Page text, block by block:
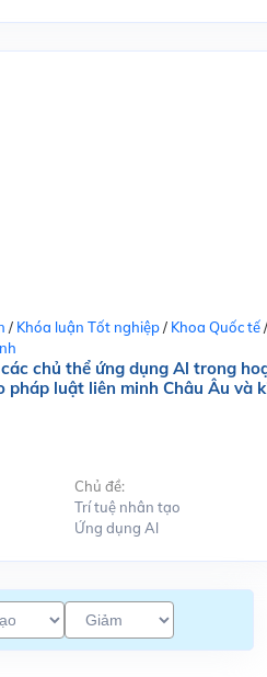
/ Khóa luận Tốt nghiệp/ Khoa Quốc tế/
chủ thể ứng dụng Al trong
pháp luật liên minh Châu Âu và
Chủ đề:
Trí tuệ nhân tạo
Ứng dụng Al